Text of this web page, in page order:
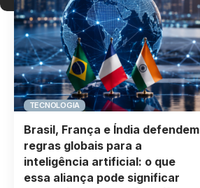
TECNOLOGIA
Brasil, França e Índia defendem
regras globais para a
inteligência artificial: o que
essa aliança pode significar